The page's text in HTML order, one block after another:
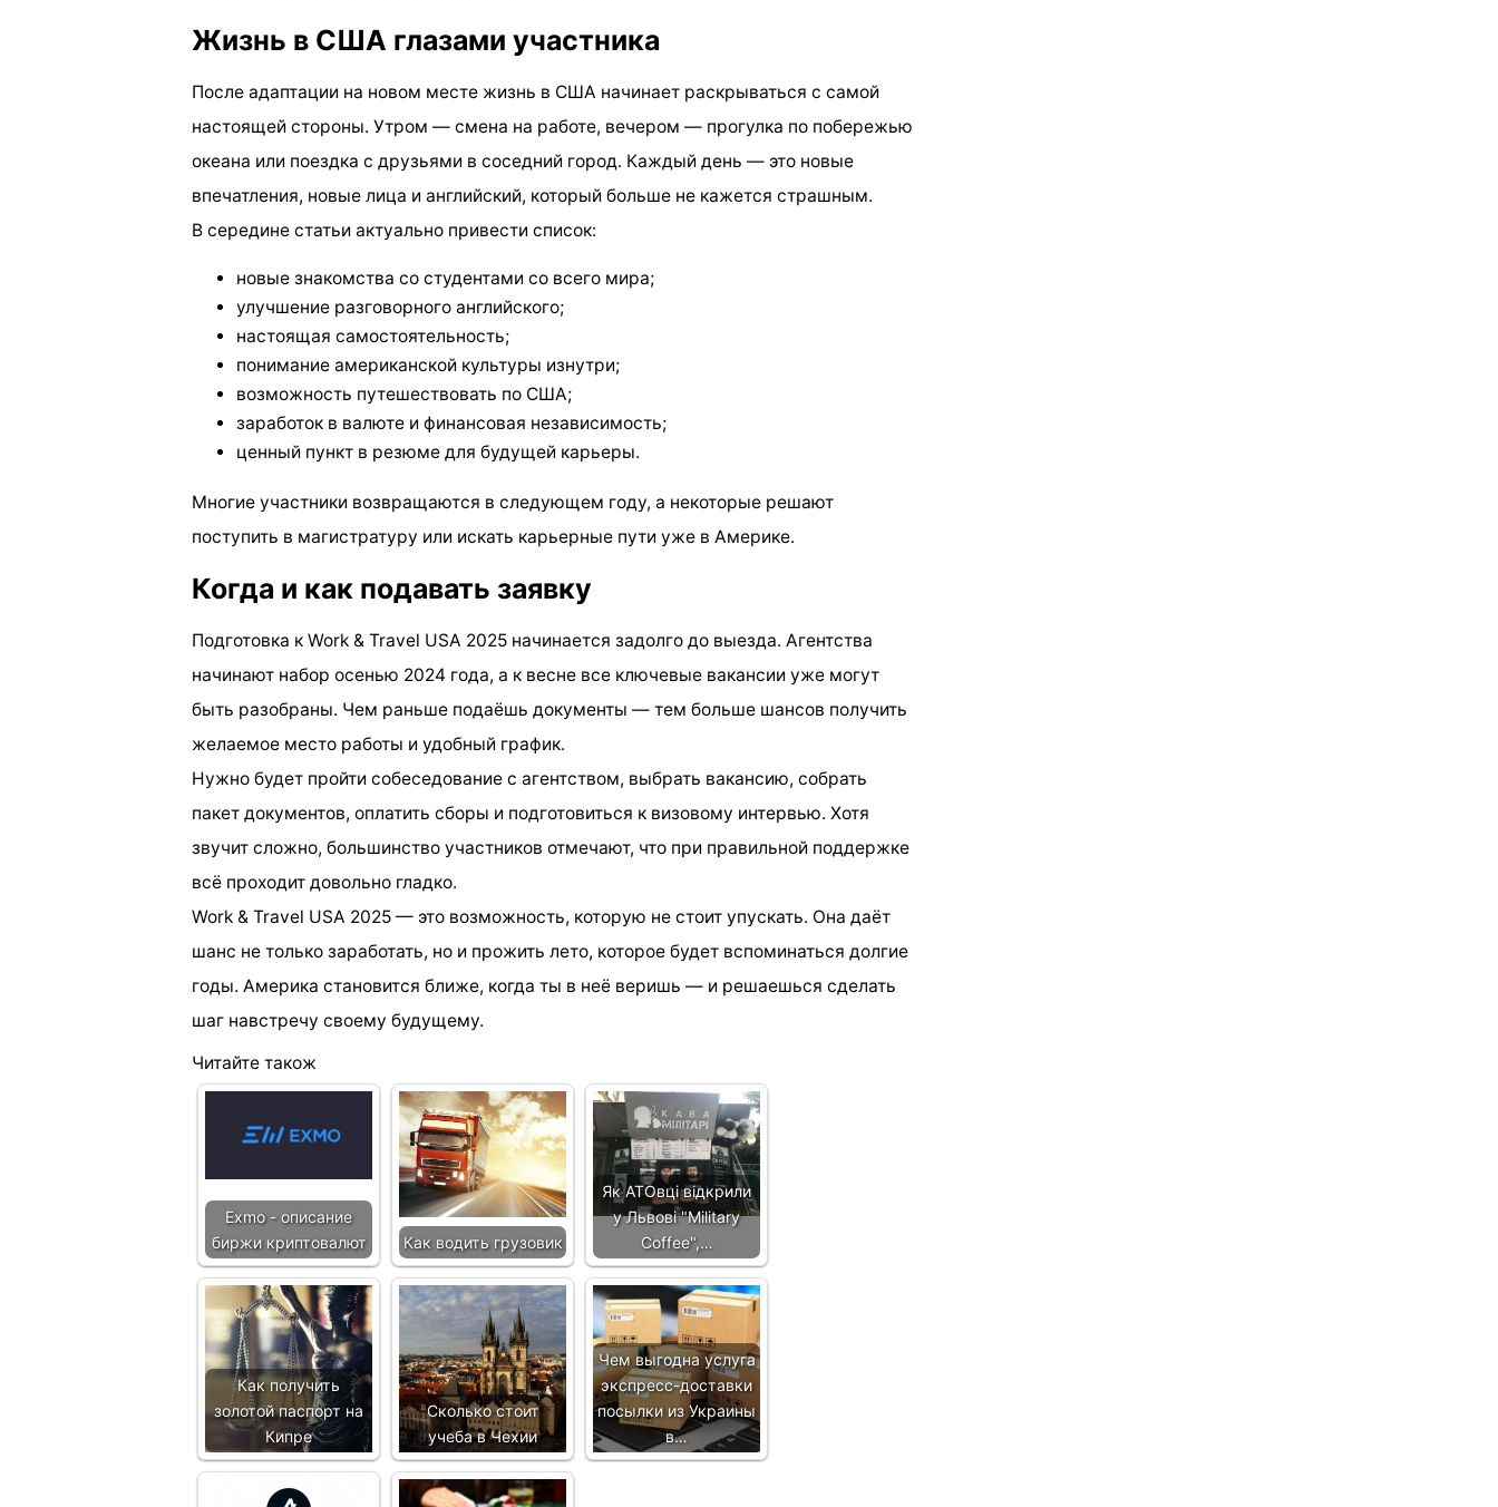
Жизнь в США глазами участника
После адаптации на новом месте жизнь в США начинает раскрываться с самой
настоящей стороны. Утром — смена на работе, вечером — прогулка по побережью
океана или поездка с друзьями в соседний город. Каждый день — это новые
впечатления, новые лица и английский, который больше не кажется страшным.
В середине статьи актуально привести список:
новые знакомства со студентами со всего мира;
улучшение разговорного английского;
настоящая самостоятельность;
понимание американской культуры изнутри;
возможность путешествовать по США;
заработок в валюте и финансовая независимость;
ценный пункт в резюме для будущей карьеры.
Многие участники возвращаются в следующем году, а некоторые решают
поступить в магистратуру или искать карьерные пути уже в Америке.
Когда и как подавать заявку
Подготовка к Work & Travel USA 2025 начинается задолго до выезда. Агентства
начинают набор осенью 2024 года, а к весне все ключевые вакансии уже могут
быть разобраны. Чем раньше подаёшь документы — тем больше шансов получить
желаемое место работы и удобный график.
Нужно будет пройти собеседование с агентством, выбрать вакансию, собрать
пакет документов, оплатить сборы и подготовиться к визовому интервью. Хотя
звучит сложно, большинство участников отмечают, что при правильной поддержке
всё проходит довольно гладко.
Work & Travel USA 2025 — это возможность, которую не стоит упускать. Она даёт
шанс не только заработать, но и прожить лето, которое будет вспоминаться долгие
годы. Америка становится ближе, когда ты в неё веришь — и решаешься сделать
шаг навстречу своему будущему.
Читайте також
Exmo - описание
биржи криптовалют
Как водить грузовик
Як АТОвці відкрили
у Львові "Military
Coffee",…
Как получить
золотой паспорт на
Кипре
Сколько стоит
учеба в Чехии
Чем выгодна услуга
экспресс-доставки
посылки из Украины
в…